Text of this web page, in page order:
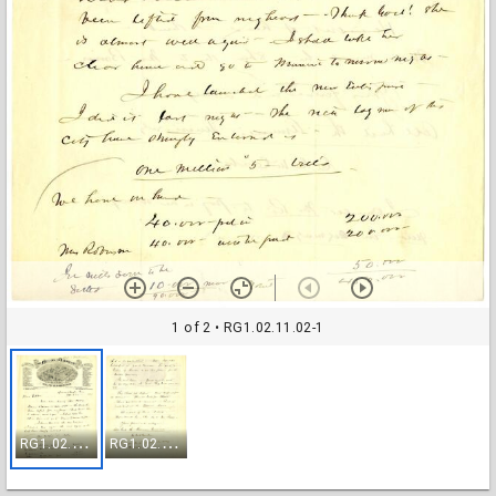
1 of 2 • RG1.02.11.02-1
R
G1.02.11.02-1 R
G1.02.11.02-2